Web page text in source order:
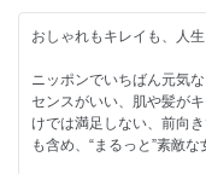
PART 10 おしゃれな女ほ
PART 11 ｢ホワイトトラ
あなたはどっちに ｢自己
“ちょっと派手”ないい女
ツ
PART 2 夏の始まりを感じ
おしゃれもキレイも、人
ニッポンでいちばん元気
センスがいい、肌や髪が
けでは満足しない、前向
も含め、“まるっと”素敵